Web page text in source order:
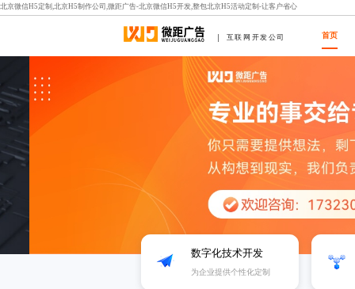
北京微信H5定制,北京H5制作公司,微距广告-北京微信H5开发,整包北京H5活动定制-让客户省心
互联网开发公司 首页
数字化技术开发
为企业提供个性化定制